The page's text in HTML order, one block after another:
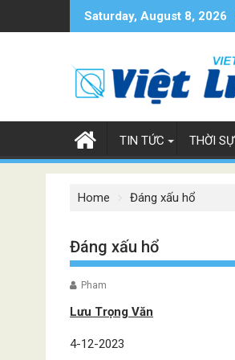
Saturday, August 8, 2026
TIN TỨC THỜI SỰ
Home Đáng xấu hổ
Đáng xấu hổ
Pham
Lưu Trọng Văn
4-12-2023